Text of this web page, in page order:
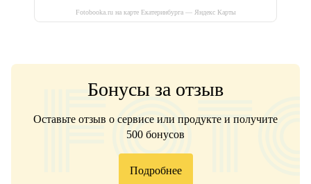
Fotobooka.ru на карте Екатеринбурга — Яндекс Карты
Бонусы за отзыв
Оставьте отзыв о сервисе или продукте и получите
500 бонусов
Подробнее